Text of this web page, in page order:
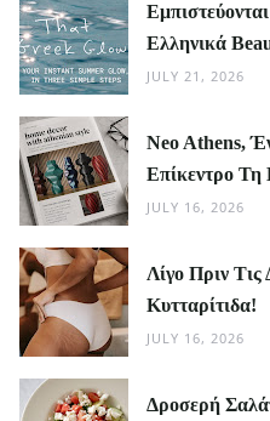
Ελληνικά
JULY 21, 2026
Neo Athens,
Επίκεντρο Τη
JULY 16, 2026
Λίγο Πριν Τις
Κυτταρίτιδα!
JULY 16, 2026
Δροσερή